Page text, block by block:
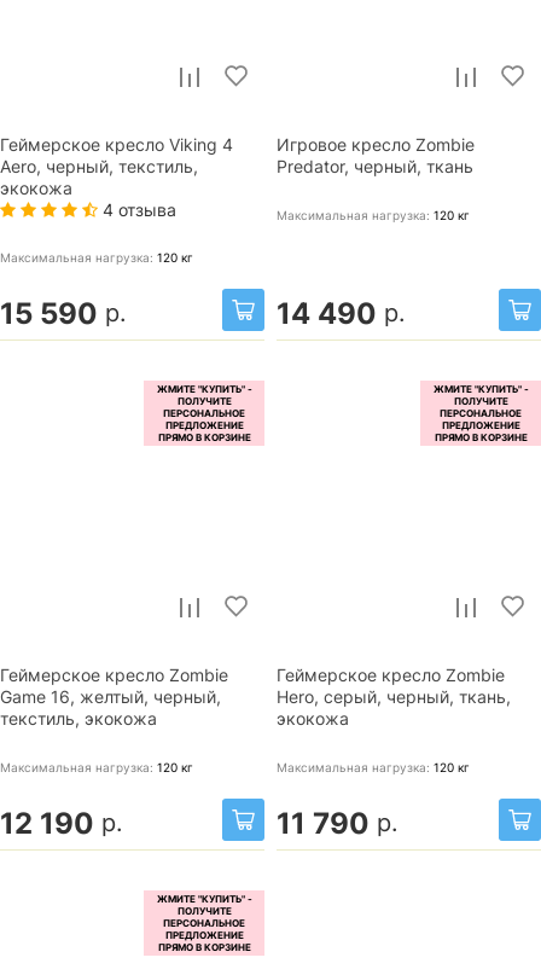
Геймерское кресло Viking 4
Aero, черный, текстиль,
экокожа
4 отзыва
Максимальная нагрузка: 120 кг
15 590 р.
Игровое кресло Zombie
Predator, черный, ткань
Максимальная нагрузка: 120 кг
14 490 р.
Геймерское кресло Zombie
Game 16, желтый, черный,
текстиль, экокожа
Максимальная нагрузка: 120 кг
12 190 р.
Геймерское кресло Zombie
Hero, серый, черный, ткань,
экокожа
Максимальная нагрузка: 120 кг
11 790 р.